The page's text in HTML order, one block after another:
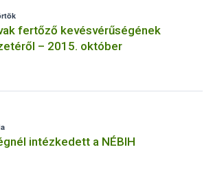
fertőző kevésvérűségének
– 2015. október
intézkedett a NÉBIH